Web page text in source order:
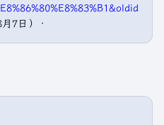
7日）．